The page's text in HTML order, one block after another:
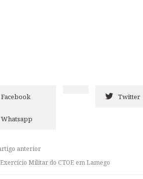
Facebook Twitter
Whatsapp
anterior
Exercício Militar do CTOE em Lamego